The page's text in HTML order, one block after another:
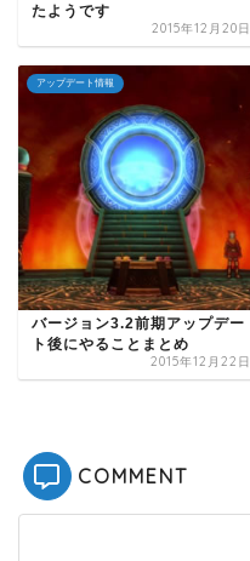
たようです
2015年12月20日
アップデート情報
バージョン3.2前期アップデー
ト後にやることまとめ
2015年12月22日
COMMENT